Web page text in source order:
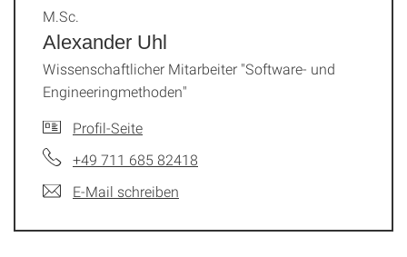
Alexander Uhl
M.Sc.
Wissenschaftlicher Mitarbeiter "Software- und
Engineeringmethoden"
Profil-Seite
+49 711 685 82418
E-Mail schreiben